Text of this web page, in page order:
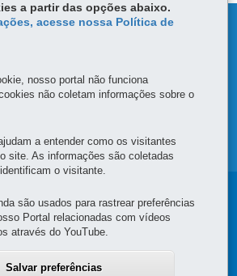
DOS PORTOS DE PARANAGUÁ E
a partir das opções abaixo.
acesse nossa Política de
nosso portal não funciona
não coletam informações sobre o
a entender como os visitantes
site. As informações são coletadas
o visitante.
são usados para rastrear preferências
Portal relacionadas com vídeos
através do YouTube.
Salvar preferências